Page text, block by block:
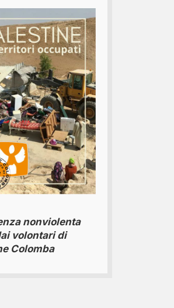
nonviolenta
volontari di
Colomba